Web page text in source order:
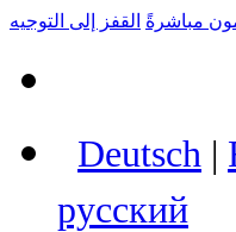
مباشرةً القفز إلى التوجيه
Deutsch |
русский